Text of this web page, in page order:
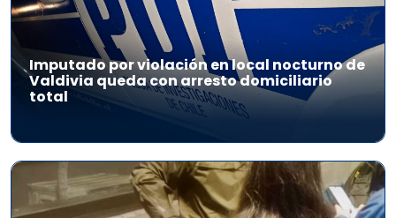
Imputado por violación en local nocturno de
Valdivia queda con arresto domiciliario
total